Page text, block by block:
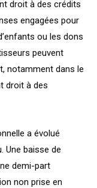
droit à des crédits
engagées pour
ou les dons
peuvent
notamment dans le
droit à des
a évolué
Une baisse de
demi-part
non prise en